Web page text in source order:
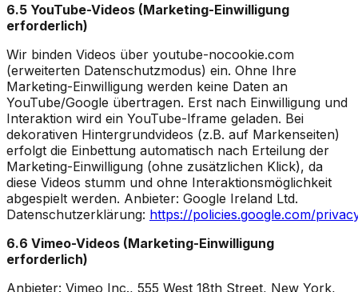
6.5 YouTube-Videos (Marketing-Einwilligung
erforderlich)
Wir binden Videos über youtube-nocookie.com
(erweiterten Datenschutzmodus) ein. Ohne Ihre
Marketing-Einwilligung werden keine Daten an
YouTube/Google übertragen. Erst nach Einwilligung und
Interaktion wird ein YouTube-Iframe geladen. Bei
dekorativen Hintergrundvideos (z.B. auf Markenseiten)
erfolgt die Einbettung automatisch nach Erteilung der
Marketing-Einwilligung (ohne zusätzlichen Klick), da
diese Videos stumm und ohne Interaktionsmöglichkeit
abgespielt werden. Anbieter: Google Ireland Ltd.
Datenschutzerklärung: https://policies.google.com/
6.6 Vimeo-Videos (Marketing-Einwilligung
erforderlich)
Anbieter: Vimeo Inc., 555 West 18th Street, New York,